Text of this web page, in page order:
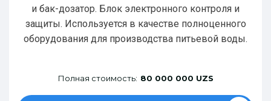
и бак-дозатор. Блок электронного контроля и
защиты. Используется в качестве полноценного
оборудования для производства питьевой воды.
Полная стоимость: 80 000 000 UZS